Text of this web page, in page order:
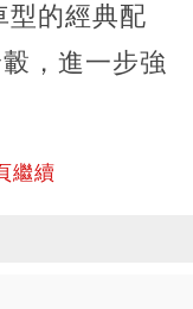
型的經典配
，進一步強
繼續